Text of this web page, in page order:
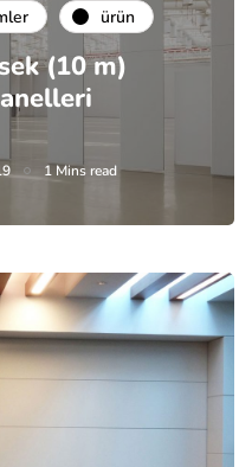
ürün
(10 m)
1 Mins read